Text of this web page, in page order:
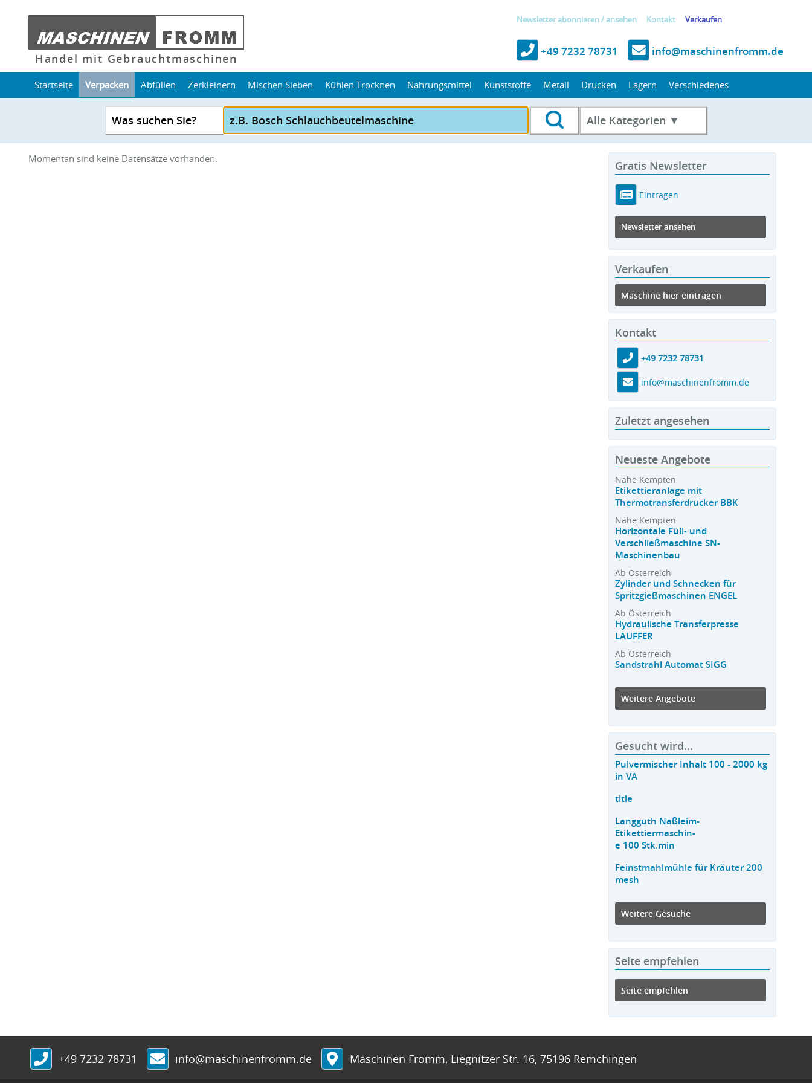
Handel mit Gebrauchtmaschinen
Newsletterabonnieren/ansehen Kontakt Verkaufen
+49 7232 78731 info@maschinenfromm.de
Startseite Verpacken Abfüllen Zerkleinern Mischen Sieben Kühlen Trocknen Nahrungsmittel Kunststoffe Metall Drucken Lagern Verschiedenes
Was suchen Sie? Alle Kategorien ▼
Momentan sind keine Datensätze vorhanden. Gratis Newsletter
Eintragen
Newsletter ansehen
Verkaufen
Maschine hier eintragen
Kontakt
+49 7232 78731
info@maschinenfromm.de
Zuletzt angesehen
Neueste Angebote
Nähe Kempten
Etikettieranlage mit
Thermotransferdrucker BBK
Nähe Kempten
Horizontale Füll- und
Verschließmaschine SN-
Maschinenbau
Ab Österreich
Zylinder und Schnecken für
Spritzgießmaschinen ENGEL
Ab Österreich
Hydraulische Transferpresse
LAUFFER
Ab Österreich
Sandstrahl Automat SIGG
Weitere Angebote
Gesucht wird...
Pulvermischer Inhalt 100 - 2000 kg
in VA
title
Langguth Naßleim-
Etikettiermaschin-
e 100 Stk.min
Feinstmahlmühle für Kräuter 200
mesh
Weitere Gesuche
Seite empfehlen
Seite empfehlen
+49 7232 78731 info@maschinenfromm.de Maschinen Fromm, Liegnitzer Str. 16, 75196 Remchingen